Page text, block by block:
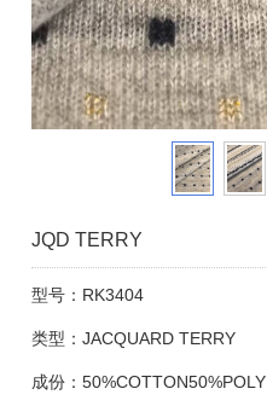
JQD TERRY
型号：RK3404
类型：JACQUARD TERRY
成份：50%COTTON50%POLY